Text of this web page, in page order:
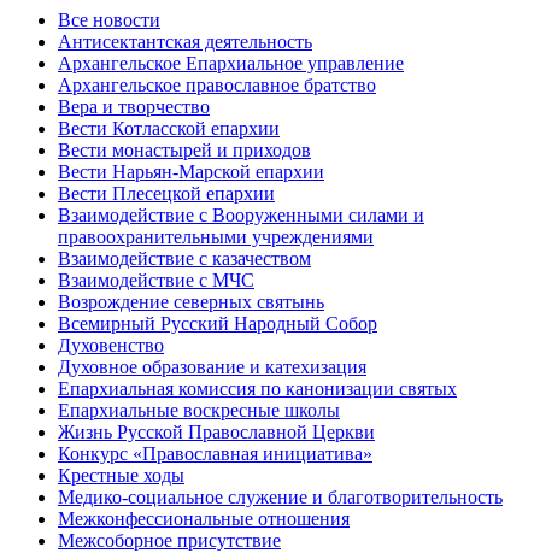
Все новости
Антисектантская деятельность
Архангельское Епархиальное управление
Архангельское православное братство
Вера и творчество
Вести Котласской епархии
Вести монастырей и приходов
Вести Нарьян-Марской епархии
Вести Плесецкой епархии
Взаимодействие с Вооруженными силами и
правоохранительными учреждениями
Взаимодействие с казачеством
Взаимодействие с МЧС
Возрождение северных святынь
Всемирный Русский Народный Собор
Духовенство
Духовное образование и катехизация
Епархиальная комиссия по канонизации святых
Епархиальные воскресные школы
Жизнь Русской Православной Церкви
Конкурс «Православная инициатива»
Крестные ходы
Медико-социальное служение и благотворительность
Межконфессиональные отношения
Межсоборное присутствие